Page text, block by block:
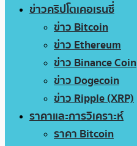
ข่าวคริปโตเคอเรนซี่
ข่าว Bitcoin
ข่าว Ethereum
ข่าว Binance Coin
ข่าว Dogecoin
ข่าว Ripple (XRP)
ราคาและการวิเคราะห์
ราคา Bitcoin